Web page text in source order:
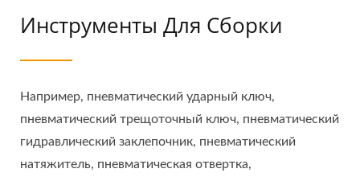
Инструменты Для Сборки
Например, пневматический ударный ключ,
пневматический трещоточный ключ, пневматический
гидравлический заклепочник, пневматический
натяжитель, пневматическая отвертка,